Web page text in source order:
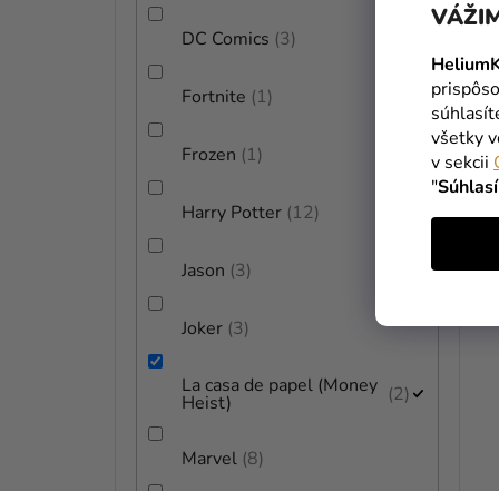
všetky
v sekcii
"
DC Comics 3
Fortnite 1
Frozen 1
Harry Potter 12
Jason 3
Joker 3
La casa de papel (Money
Heist) 2
Marvel 8